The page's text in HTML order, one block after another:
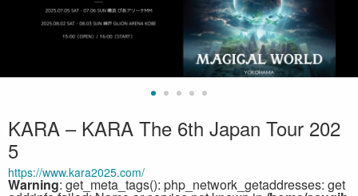
KARA – KARA The 6th Japan Tour 202
5
https://www.kara2025.com/
Warning: get_meta_tags(): php_network_getaddresses: get